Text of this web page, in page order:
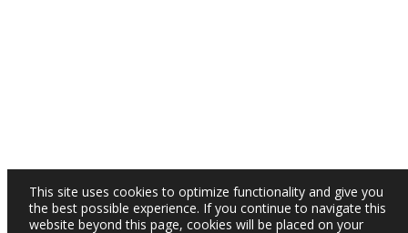
This site uses cookies to optimize functionality and give you
the best possible experience. If you continue to navigate this
website beyond this page, cookies will be placed on your